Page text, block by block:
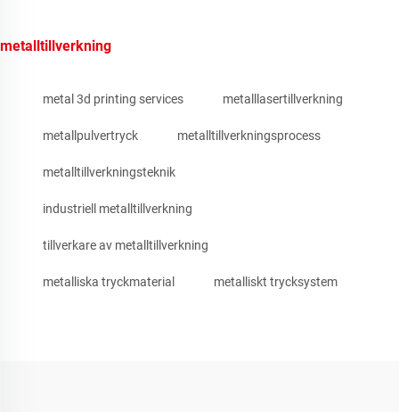
metalltillverkning
metal 3d printing services metalllasertillverkning
metallpulvertryck metalltillverkningsprocess
metalltillverkningsteknik
industriell metalltillverkning
tillverkare av metalltillverkning
metalliska tryckmaterial metalliskt trycksystem